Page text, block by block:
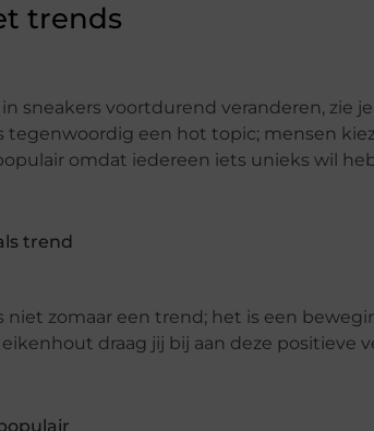
trends
in sneakers voortdurend veranderen,
tegenwoordig een hot topic; mensen
omdat iedereen iets unieks wil
trend
niet zomaar een trend; het is een
draag jij bij aan deze positieve